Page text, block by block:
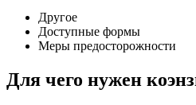
Другое
Доступные формы
Меры предосторожности
Для чего нужен